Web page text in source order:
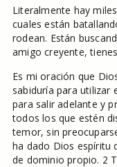
Literalmente hay
cuales están
rodean. Están
amigo creyente,
Es mi oración que
sabiduría para utilizar
para salir adelante y
todos los que estén
temor, sin
ha dado Dios espíritu
de dominio propio. 2